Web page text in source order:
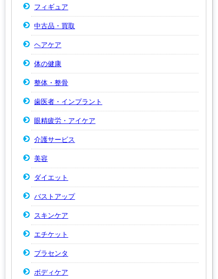
フィギュア
中古品・買取
ヘアケア
体の健康
整体・整骨
歯医者・インプラント
眼精疲労・アイケア
介護サービス
美容
ダイエット
バストアップ
スキンケア
エチケット
プラセンタ
ボディケア